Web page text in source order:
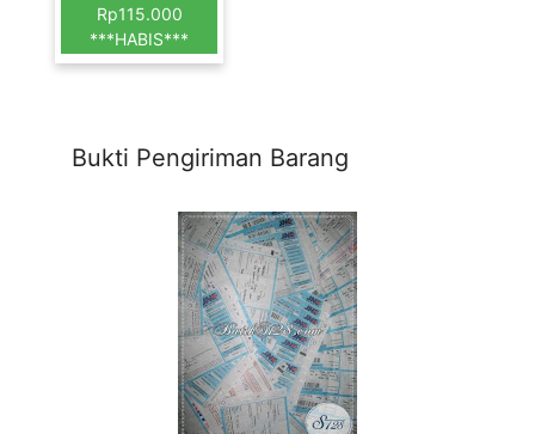
Rp115.000
***HABIS***
Bukti Pengiriman Barang